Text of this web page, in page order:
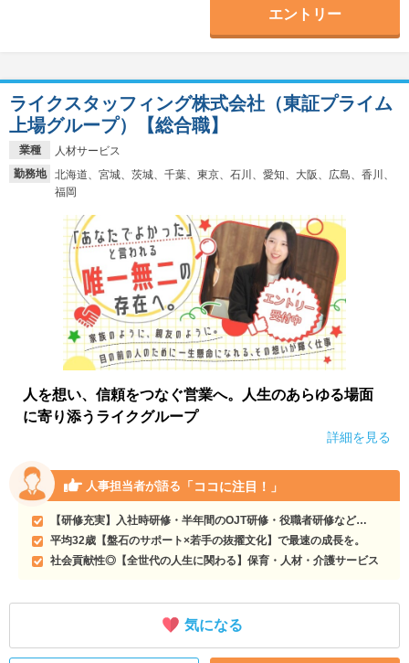
エントリー
業種
人材サービス
勤務地
北海道、宮城、茨城、千葉、東京、石川、愛知、大阪、広島、香川、
福岡
ライクスタッフィング株式会社（東証プライム
上場グループ）【総合職】
人を想い、信頼をつなぐ営業へ。人生のあらゆる場面
に寄り添うライクグループ
詳細を見る
人事担当者が語る 「ココに注目！」
【研修充実】入社時研修・半年間のOJT研修・役職者研修など…
平均32歳【盤石のサポート×若手の抜擢文化】で最速の成長を。
社会貢献性◎【全世代の人生に関わる】保育・人材・介護サービス
気になる